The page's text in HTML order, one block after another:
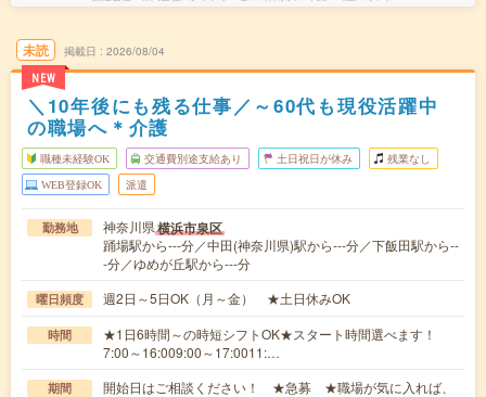
未読
NEW
掲載日 2026/08/04
＼10年後にも残る仕事／～60代も現役活躍中
の職場へ＊介護
職種未経験OK 交通費別途支給あり 土日祝日が休み 残業なし
WEB登録OK 派遣
勤務地 神奈川県横浜市泉区
踊場駅から---分／中田(神奈川県)駅から---分／下飯田駅から--
-分／ゆめが丘駅から---分
曜日頻度 週2日～5日OK（月～金） ★土日休みOK
時間
★1日6時間～の時短シフトOK★スタート時間選べます！
7:00～16:009:00～17:0011:…
期間
開始日はご相談ください！ ★急募 ★職場が気に入れば、